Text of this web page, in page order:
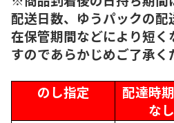
配送日数、ゆうパックの
在保管期間などにより短く
すのであらかじめご了承く
のし指定
配達時
なし